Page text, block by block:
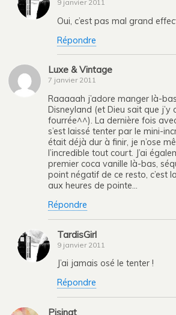
9 janvier 2011
Oui, c’est pas mal grand
Répondre
Luxe & Vintage
7 janvier 2011
Raaaaah j’adore manger là-
Disneyland (et Dieu sait que j’y
fourrée^^). La dernière fois
s’est laissé tenter par le mini-
était déjà dur à finir, je n’ose
l’incredible tout court. J’ai
premier coca vanille là-bas,
point négatif de ce resto, c’est
aux heures de pointe…
Répondre
TardisGirl
9 janvier 2011
J’ai jamais osé le tenter !
Répondre
Pisinat